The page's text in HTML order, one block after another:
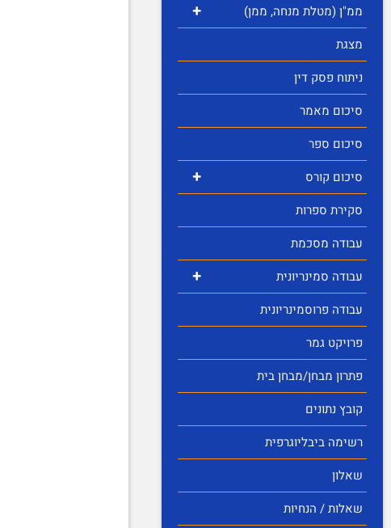
+
ממ"ן (מטלת מנחה, ממן)
מצגת
ניתוח פסק דין
סיכום מאמר
סיכום ספר
+
סיכום קורס
סקירת ספרות
עבודה מסכמת
+
עבודה סמינריונית
עבודה פרוסמינריונית
פרויקט גמר
פתרון מבחן/מבחן בית
קובץ נתונים
רשימה ביבליוגרפית
שאלון
שאלות / הנחיות